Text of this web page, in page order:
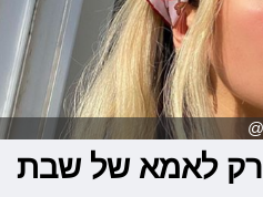
רק לאמא של שבת